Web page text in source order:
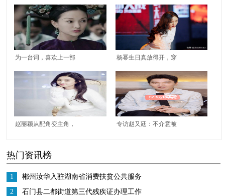
为一台词，喜欢上一部
剧。《如懿传》的台词
真的越品越有味道
杨幂生日真放得开，穿
婴儿蓝毛衣疯狂自拍，
雪白“漫画腿”太晃眼
赵丽颖从配角变主角，
品网播量占据榜首。
专访赵又廷：不介意被
热门资讯榜
1
郴州汝华入驻湖南省消费扶贫公共服务
平台
2
石门县二都街道第三代残疾证办理工作